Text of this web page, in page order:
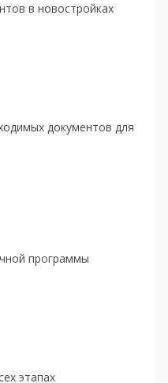
в новостройках
документов для
программы
этапах